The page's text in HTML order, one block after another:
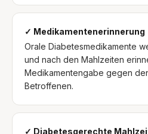
✓ Medikamentenerinnerung
Orale Diabetesmedikamente
und nach den Mahlzeiten
Medikamentengabe gegen
Betroffenen.
✓ Diabetesgerechte